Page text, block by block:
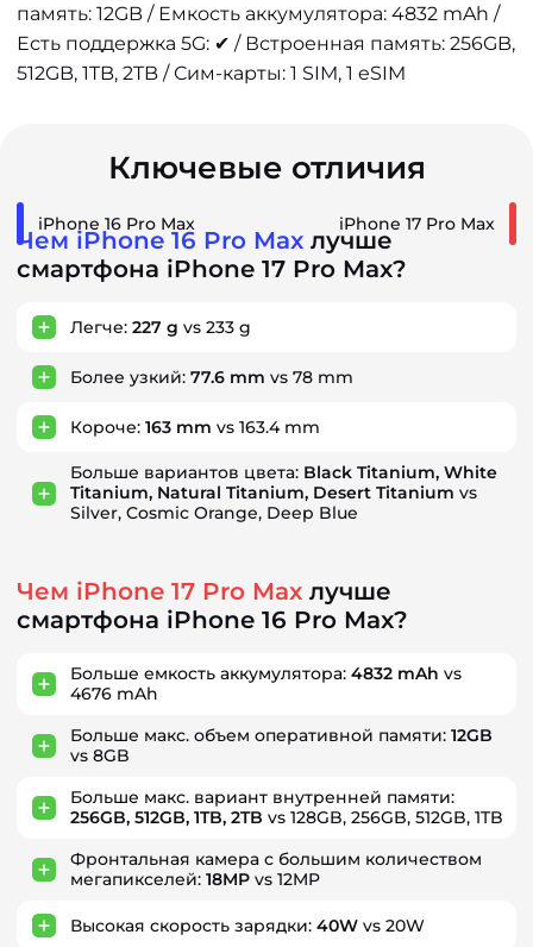
память: 12GB / Емкость аккумулятора: 4832 mAh /
Есть поддержка 5G: ✔ / Встроенная память: 256GB,
512GB, 1TB, 2TB / Сим-карты: 1 SIM, 1 eSIM
Ключевые отличия
iPhone 16 Pro Max iPhone 17 Pro Max
Чем iPhone 16 Pro Max лучше
смартфона iPhone 17 Pro Max?
Легче: 227 g vs 233 g
Более узкий: 77.6 mm vs 78 mm
Короче: 163 mm vs 163.4 mm
Больше вариантов цвета: Black Titanium, White
Titanium, Natural Titanium, Desert Titanium vs
Silver, Cosmic Orange, Deep Blue
Чем iPhone 17 Pro Max лучше
смартфона iPhone 16 Pro Max?
Больше емкость аккумулятора: 4832 mAh vs
4676 mAh
Больше макс. объем оперативной памяти: 12GB
vs 8GB
Больше макс. вариант внутренней памяти:
256GB, 512GB, 1TB, 2TB vs 128GB, 256GB, 512GB, 1TB
Фронтальная камера с большим количеством
мегапикселей: 18MP vs 12MP
Высокая скорость зарядки: 40W vs 20W